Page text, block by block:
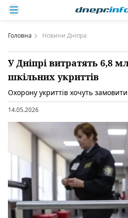
Головна Новини Дніпра
У Дніпрі витратять 6,8
шкільних укриттів
Охорону укриттів хочуть
14.05.2026